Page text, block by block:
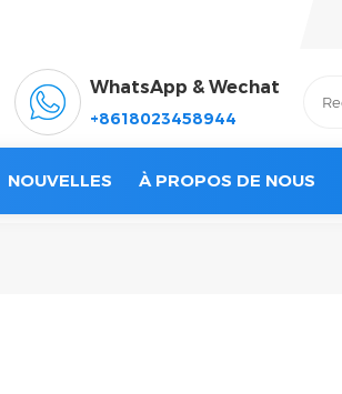
WhatsApp & Wechat
+8618023458944
NOUVELLES À PROPOS DE NOUS